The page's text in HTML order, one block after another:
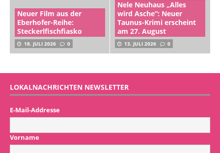
Neuer Film aus der
Eberhofer-Reihe:
Steckerlfischfiasko
18. JULI 2026 0
Nele Neuhaus „Alles
wird Asche“: Neuer
Taunus-Krimi erscheint
am 27. August
13. JULI 2026 0
LOKALNACHRICHTEN NEWSLETTER
E-Mail-Addresse
Vorname